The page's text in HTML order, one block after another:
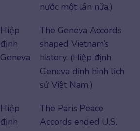
nước một lần nữa.)
Hiệp
định
Geneva
The Geneva Accords
shaped Vietnam’s
history. (Hiệp định
Geneva định hình lịch
sử Việt Nam.)
Hiệp
định
The Paris Peace
Accords ended U.S.